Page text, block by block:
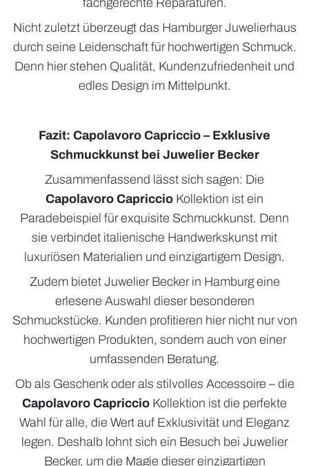
fachgerechte Reparaturen.
Nicht zuletzt überzeugt das Hamburger Juwelierhaus
durch seine Leidenschaft für hochwertigen Schmuck.
Denn hier stehen Qualität, Kundenzufriedenheit und
edles Design im Mittelpunkt.
Fazit: Capolavoro Capriccio – Exklusive
Schmuckkunst bei Juwelier Becker
Zusammenfassend lässt sich sagen: Die
Capolavoro Capriccio Kollektion ist ein
Paradebeispiel für exquisite Schmuckkunst. Denn
sie verbindet italienische Handwerkskunst mit
luxuriösen Materialien und einzigartigem Design.
Zudem bietet Juwelier Becker in Hamburg eine
erlesene Auswahl dieser besonderen
Schmuckstücke. Kunden profitieren hier nicht nur von
hochwertigen Produkten, sondern auch von einer
umfassenden Beratung.
Ob als Geschenk oder als stilvolles Accessoire – die
Capolavoro Capriccio Kollektion ist die perfekte
Wahl für alle, die Wert auf Exklusivität und Eleganz
legen. Deshalb lohnt sich ein Besuch bei Juwelier
Becker, um die Magie dieser einzigartigen